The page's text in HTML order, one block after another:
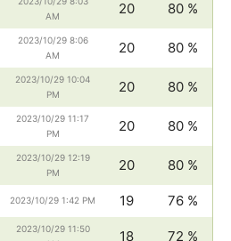
AM
20 80 %
2023/10/29 8:06
AM
20 80 %
2023/10/29 10:04
PM
20 80 %
2023/10/29 11:17
PM
20 80 %
2023/10/29 12:19
PM
20 80 %
2023/10/29 1:42 PM 19 76 %
2023/10/29 11:50
18 72 %